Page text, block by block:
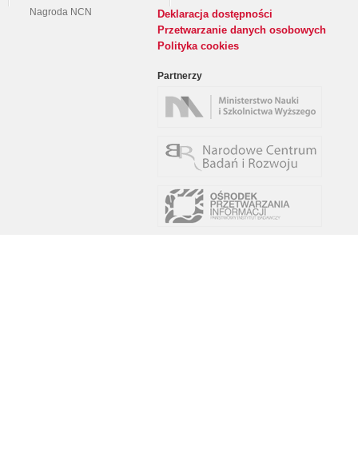
Nagroda NCN
Deklaracja dostępności
Przetwarzanie danych osobowych
Polityka cookies
Partnerzy